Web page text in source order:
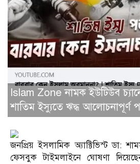
Islam Zone নামক ইউটিউব
শাতিম ইস্যুতে ঋদ্ধ আলোচনাপূর্ণ
জনপ্রিয় ইসলামিক অ্যাক্টিভিস্ট ডা:
ফেসবুক টাইমলাইনে ঘোষণা